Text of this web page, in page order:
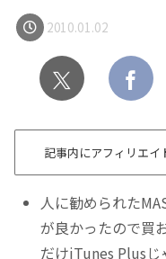
2010.01.02
記事内にアフィリエイ
人に勧められた
が良かったので買
だけiTunes Plusじ